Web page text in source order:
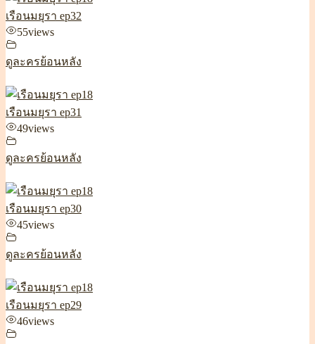
เรือนมยุรา ep32
55views
ดูละครย้อนหลัง
เรือนมยุรา ep31
49views
ดูละครย้อนหลัง
เรือนมยุรา ep30
45views
ดูละครย้อนหลัง
เรือนมยุรา ep29
46views